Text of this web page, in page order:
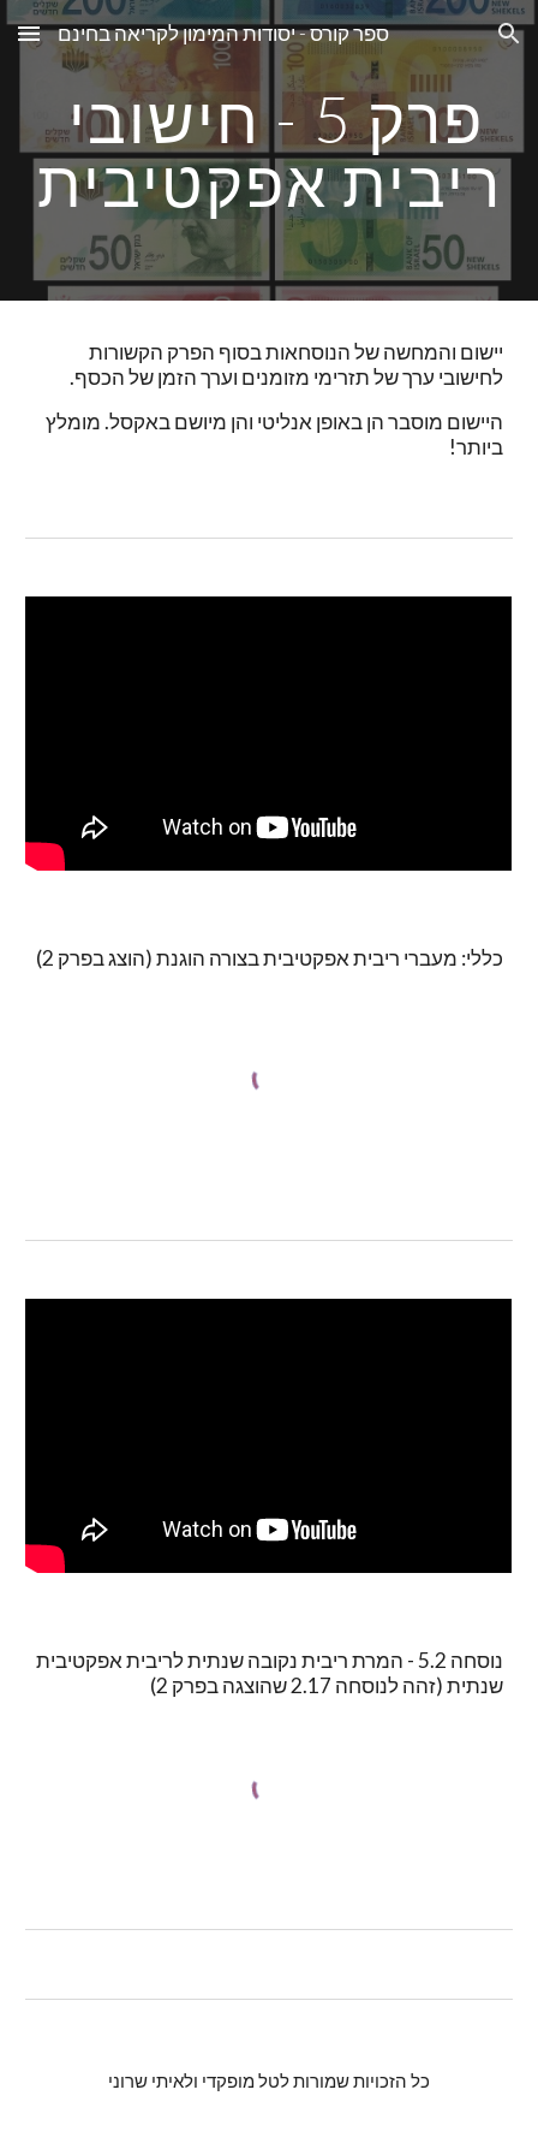
Skip to main content Skip to navigationספר קורס - יסודות המימון לקריאה בחינם
פרק 5 - חישובי
ריבית אפקטיבית
לחישובי ערך של תזרימי מזומנים וערך הזמן של הכסף.
ביותר!
כללי: מעברי ריבית אפקטיבית בצורה הוגנת (הוצג בפרק 2)
שנתית (זהה לנוסחה 2.17 שהוצגה בפרק 2)
כל הזכויות שמורות לטל מופקדי ולאיתי שרוני